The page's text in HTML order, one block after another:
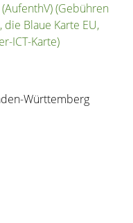
(Gebühren
Blaue Karte EU,
ICT-Karte)
Württemberg